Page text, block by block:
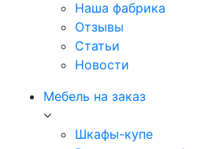
Наша фабрика
Отзывы
Статьи
Новости
Мебель на заказ
Шкафы-купе